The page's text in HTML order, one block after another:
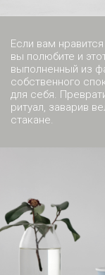
Если вам
вы полюбите и
выполненный из
собственного
для себя.
ритуал, заварив
стакане.